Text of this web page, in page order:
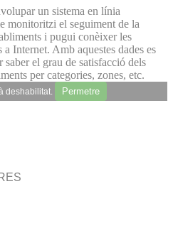
un sistema en línia
monitoritzi el seguiment de la
i pugui conèixer les
Internet. Amb aquestes dades es
el grau de satisfacció dels
per categories, zones, etc.
deshabilitat. Permetre